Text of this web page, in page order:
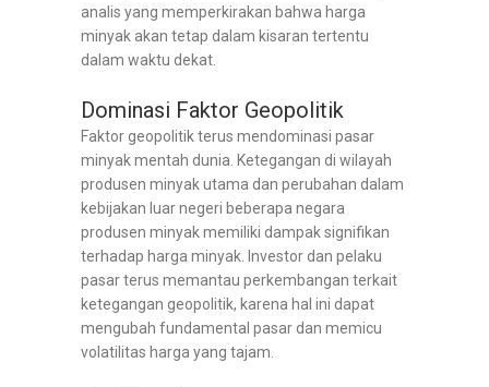
analis yang memperkirakan bahwa harga
minyak akan tetap dalam kisaran tertentu
dalam waktu dekat.
Dominasi Faktor Geopolitik
Faktor geopolitik terus mendominasi pasar
minyak mentah dunia. Ketegangan di wilayah
produsen minyak utama dan perubahan dalam
kebijakan luar negeri beberapa negara
produsen minyak memiliki dampak signifikan
terhadap harga minyak. Investor dan pelaku
pasar terus memantau perkembangan terkait
ketegangan geopolitik, karena hal ini dapat
mengubah fundamental pasar dan memicu
volatilitas harga yang tajam.